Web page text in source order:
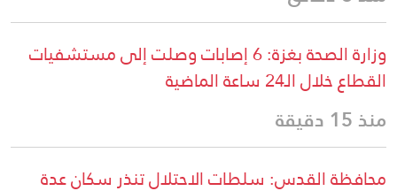
وزارة الصحة بغزة: 6 إصابات وصلت إلى مستشفيات
القطاع خلال الـ24 ساعة الماضية
منذ 15 دقيقة
محافظة القدس: سلطات الاحتلال تنذر سكان عدة